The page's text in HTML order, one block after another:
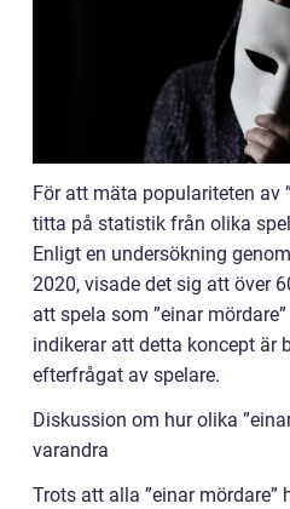
För att mäta populariteten av
titta på statistik från olika
Enligt en undersökning
2020, visade det sig att över
att spela som ”einar
indikerar att detta koncept är
efterfrågat av spelare.
Diskussion om hur olika
varandra
Trots att alla ”einar